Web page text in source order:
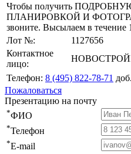
Чтобы получить
ПЛАНИРОВКОЙ И
звоните. Высылаем в течение
Лот №:
1127656
Контактное
лицо:
Телефон: 8 (495) 822-78-71
Пожаловаться
Презентацию на почту
*ФИО
*Телефон
*E-mail